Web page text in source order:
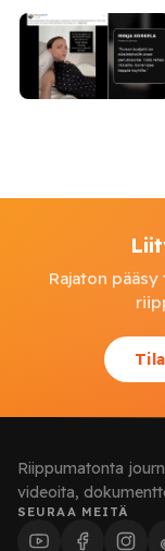
Rajaton
Riippumatonta
videoita,
SEURAA MEITÄ